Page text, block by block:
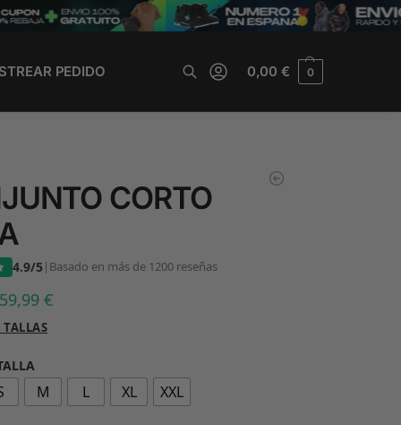
PEDIDO 0,00€ 0
CORTO
4.9/5| Basado en más de 1200 reseñas
59,99€
M L XL XXL